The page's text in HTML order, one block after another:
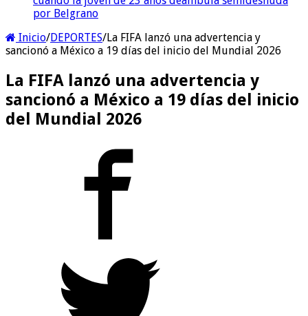
por Belgrano
Inicio/DEPORTES/La FIFA lanzó una advertencia y
sancionó a México a 19 días del inicio del Mundial 2026
La FIFA lanzó una advertencia y
sancionó a México a 19 días del inicio
del Mundial 2026